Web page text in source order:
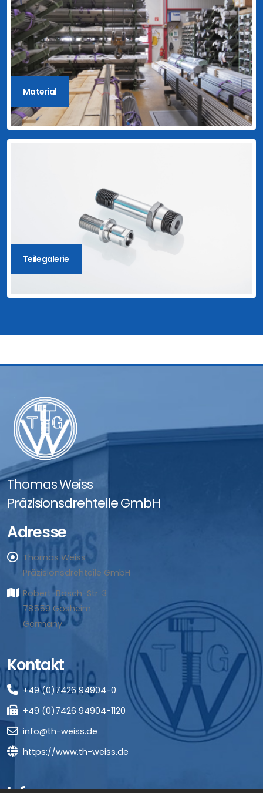
Material
Teilegalerie
Thomas Weiss
Präzisionsdrehteile GmbH
Adresse
Thomas Weiss
Präzisionsdrehteile GmbH
Robert-Bosch-Str. 3
78559 Gosheim
Germany
Kontakt
+49 (0)7426 94904-0
+49 (0)7426 94904-1120
info@th-weiss.de
https://www.th-weiss.de